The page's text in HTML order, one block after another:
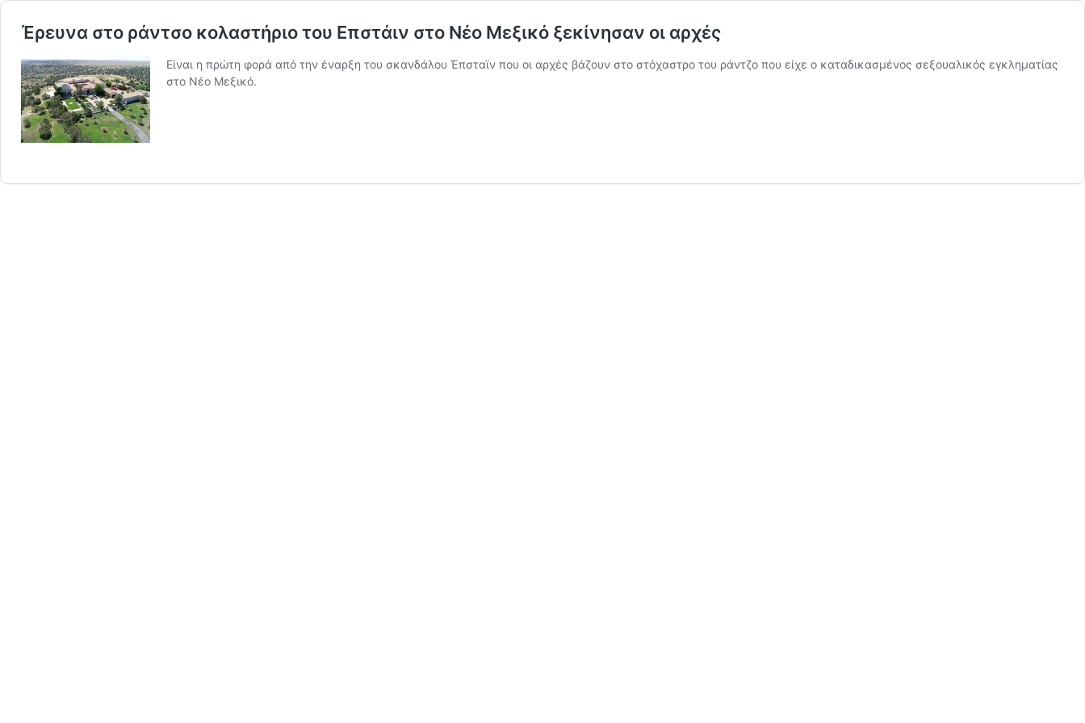
Έρευνα στο ράντσο κολαστήριο του Επστάιν στο Νέο Μεξικό ξεκίνησαν οι αρχές
Είναι η πρώτη φορά από την έναρξη του σκανδάλου Έπσταϊν που οι αρχές βάζουν στο στόχαστρο του ράντζο που είχε ο καταδικασμένος σεξουαλικός εγκληματίας
στο Νέο Μεξικό.